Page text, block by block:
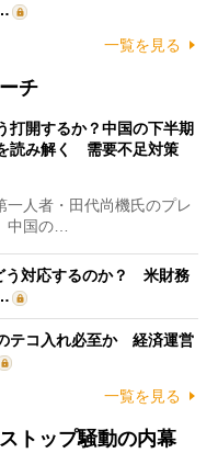
一覧を見る
チ
打開するか？中国の下半期
読み解く 需要不足対策
人者・田代尚機氏のプレ
中国の…
う対応するのか？ 米財務
テコ入れ必至か 経済運営
一覧を見る
トップ騒動の内幕